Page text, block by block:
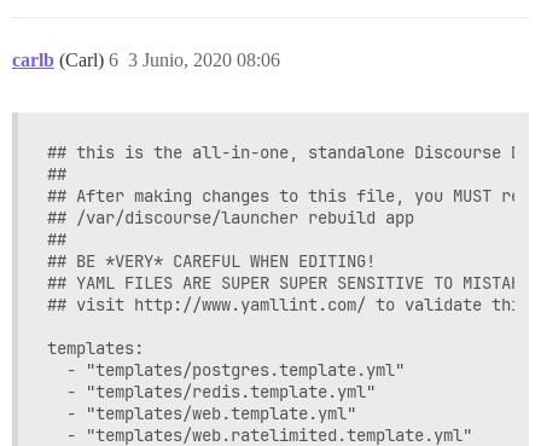
carlb (Carl) 3 Junio, 2020 08:06
6
## this is the all-in-one, standalone Discourse
##
## After making changes to this file, you MUST
## /var/discourse/launcher rebuild app
##
## BE *VERY* CAREFUL WHEN EDITING!
## YAML FILES ARE SUPER SUPER SENSITIVE TO
## visit http://www.yamllint.com/ to validate this
templates:
  - "templates/postgres.template.yml"
  - "templates/redis.template.yml"
  - "templates/web.template.yml"
  - "templates/web.ratelimited.template.yml"